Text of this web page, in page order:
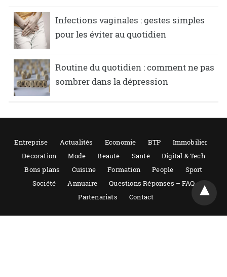
Infections vaginales : gestes simples
pour les éviter au quotidien
Routine du quotidien : comment ne pas
sombrer dans la dépression
Entreprise Actualités Economie BTP
Immobilier
Décoration
Mode Beauté Santé
Digital & Tech
Bons plans
Cuisine Formation People
Sport
Société
Annuaire
Questions Réponses – FAQ
Partenariats
Contact